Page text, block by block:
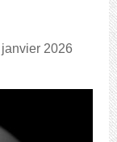
janvier 2026